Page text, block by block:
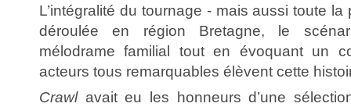
L’intégralité du tournage - mais aussi toute la
déroulée en région Bretagne, le
mélodrame familial tout en évoquant un
acteurs tous remarquables élèvent cette
Crawl avait eu les honneurs d’une